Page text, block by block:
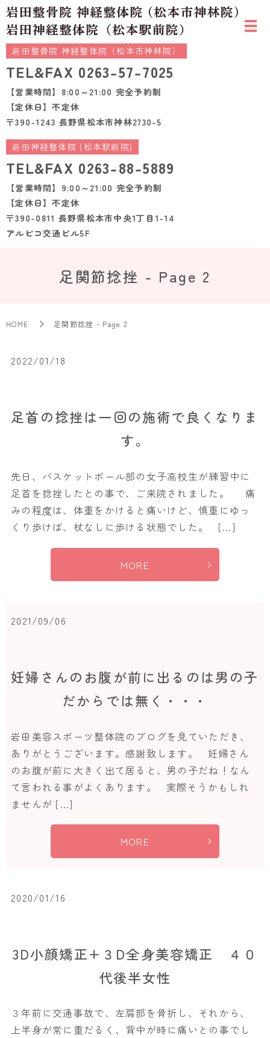
岩田整骨院 神経整体院（松本市神林院）
TEL&FAX 0263-57-7025
【営業時間】8:00～21:00 完全予約制
【定休日】不定休
〒390-1243 長野県松本市神林2730-5
岩田神経整体院 (松本駅前院)
TEL&FAX 0263-88-5889
【営業時間】9:00～21:00 完全予約制
【定休日】不定休
〒390-0811 長野県松本市中央1丁目1-14
アルピコ交通ビル5F
足関節捻挫 - Page 2
HOME 足関節捻挫 - Page 2
2022/01/18
足首の捻挫は一回の施術で良くなりま
す。
先日、バスケットボール部の女子高校生が練習中に
足首を捻挫したとの事で、ご来院されました。 痛
みの程度は、体重をかけると痛いけど、慎重にゆっ
くり歩けば、杖なしに歩ける状態でした。 […]
MORE
2021/09/06
妊婦さんのお腹が前に出るのは男の子
だからでは無く・・・
岩田美容スポーツ整体院のブログを見ていただき、
ありがとうございます。感謝致します。 妊婦さん
のお腹が前に大きく出て居ると、男の子だね！なん
て言われる事がよくあります。 実際そうかもしれ
ませんが […]
MORE
2020/01/16
3D小顔矯正+３D全身美容矯正 ４０
代後半女性
３年前に交通事故で、左肩部を骨折し、それから、
上半身が常に重だるく、背中が時に痛いとの事でし